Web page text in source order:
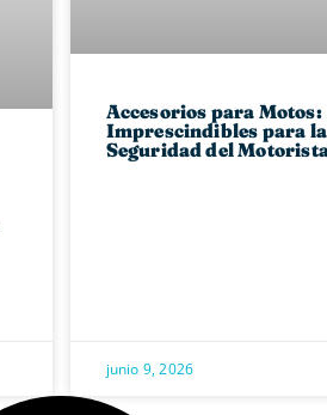
Accesorios para Motos:
Imprescindibles para la
Seguridad del
junio 9, 2026